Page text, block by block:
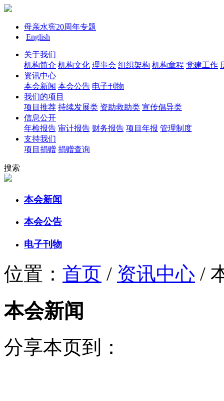
母亲水窖20周年专题
English
关于我们
机构简介 机构文化 理事会 组织架构 机构章程 党建工作
资讯中心
本会新闻 本会公告 电子刊物
我们的项目
项目推荐 持续发展类 资助救助类 宣传倡导类
信息公开
年检报告 审计报告 财务报告 项目年报 管理制度
支持我们
项目捐赠 捐赠查询
搜索
本会新闻
本会公告
电子刊物
位置： 首页 / 资讯中心 /
本会新闻
分享本页到：